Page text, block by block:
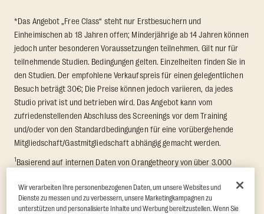
*Das Angebot „Free Class“ steht nur Erstbesuchern und
Einheimischen ab 18 Jahren offen; Minderjährige ab 14 Jahren können
jedoch unter besonderen Voraussetzungen teilnehmen. Gilt nur für
teilnehmende Studien. Bedingungen gelten. Einzelheiten finden Sie in
den Studien. Der empfohlene Verkaufspreis für einen gelegentlichen
Besuch beträgt 30€; Die Preise können jedoch variieren, da jedes
Studio privat ist und betrieben wird. Das Angebot kann vom
zufriedenstellenden Abschluss des Screenings vor dem Training
und/oder von den Standardbedingungen für eine vorübergehende
Mitgliedschaft/Gastmitgliedschaft abhängig gemacht werden.
1 Basierend auf internen Daten von Orangetheory von über 3.000
teilgenommen haben, bei der der durchschnittliche Fettabbau und
der Zuwachs an Magermasse gemessen wurden. Unterstützt durch
Wir verarbeiten Ihre personenbezogenen Daten, um unsere Websites und
Dienste zu messen und zu verbessern, unsere Marketingkampagnen zu
unterstützen und personalisierte Inhalte und Werbung bereitzustellen. Wenn Sie